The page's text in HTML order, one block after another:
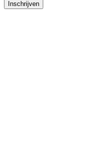
Inschrijven